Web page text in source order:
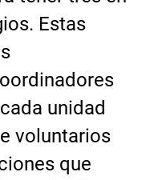
Estas
unidad
voluntarios
que